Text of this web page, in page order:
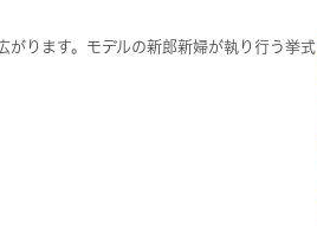
ります。モデルの新郎新婦が執り行う挙式